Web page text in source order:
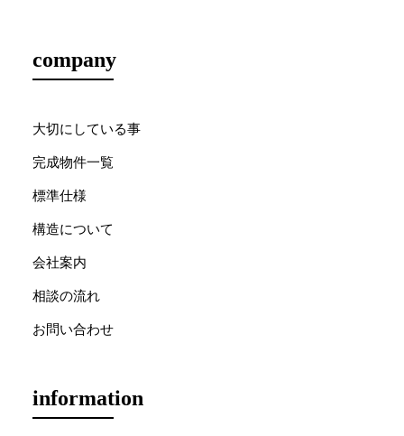
company
大切にしている事
完成物件一覧
標準仕様
構造について
会社案内
相談の流れ
お問い合わせ
information